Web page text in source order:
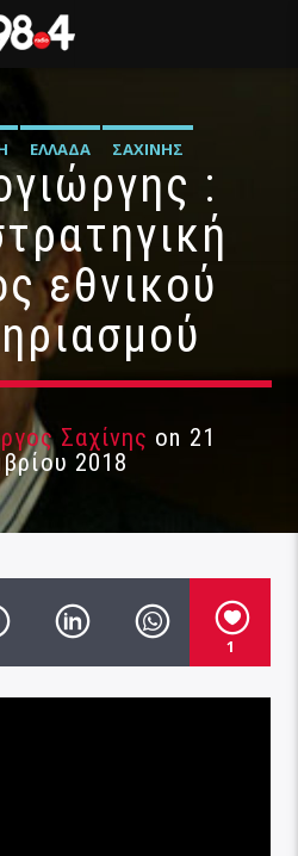
ΕΛΛΆΔΑ ΣΑΧΊΝΗΣ
:
εθνικού
Σαχίνης on 21
2018
1